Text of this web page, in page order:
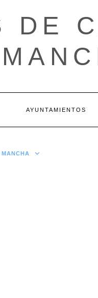
DE
AYUNTAMIENTOS